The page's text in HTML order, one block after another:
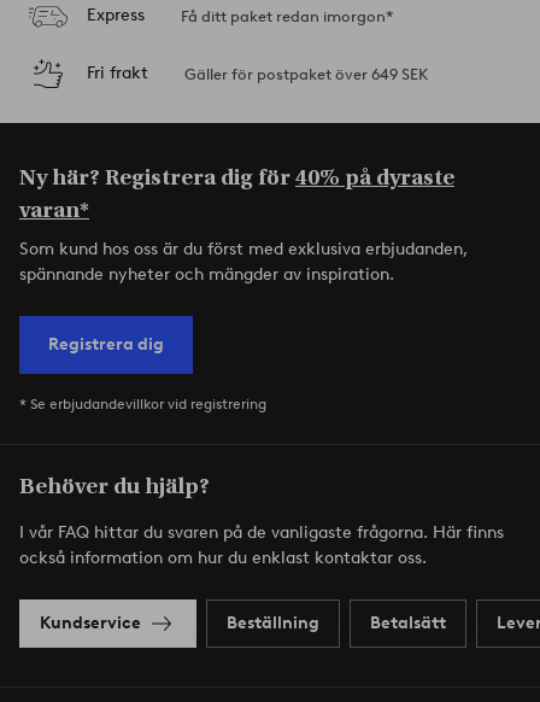
Express Få ditt paket redan imorgon*
Fri frakt Gäller för postpaket över 649 SEK
Ny här? Registrera dig för40% på dyraste
varan*
Som kund hos oss är du först med exklusiva erbjudanden,
spännande nyheter och mängder av inspiration.
Registrera dig
* Se erbjudandevillkor vid registrering
Behöver du hjälp?
I vår FAQ hittar du svaren på de vanligaste frågorna. Här finns
också information om hur du enklast kontaktar oss.
Kundservice Beställning Betalsätt